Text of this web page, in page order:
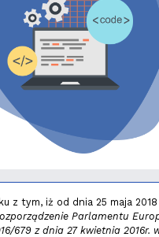
NAGRODY:MAŁY FENIKS
z tym, iż od dnia 25 maja
Parlamentu
679 z dnia 27 kwietnia 2016r.